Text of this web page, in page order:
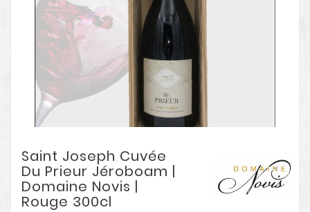
Saint Joseph Cuvée
Du Prieur Jéroboam |
Domaine Novis |
Rouge 300cl